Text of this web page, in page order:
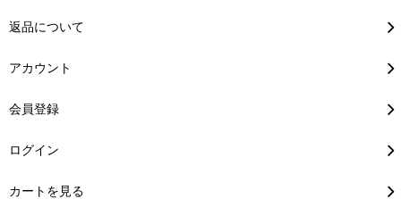
返品について
アカウント
会員登録
ログイン
カートを見る